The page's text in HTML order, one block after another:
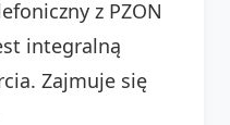
z PZON
integralną
Zajmuje się